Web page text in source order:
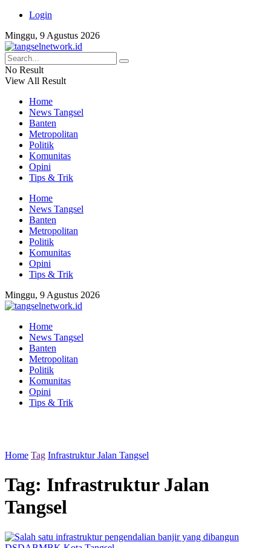
Login
Minggu, 9 Agustus 2026
No Result
View All Result
Home
News Tangsel
Banten
Metropolitan
Politik
Komunitas
Opini
Tips & Trik
Home
News Tangsel
Banten
Metropolitan
Politik
Komunitas
Opini
Tips & Trik
Minggu, 9 Agustus 2026
Home
News Tangsel
Banten
Metropolitan
Politik
Komunitas
Opini
Tips & Trik
Home Tag Infrastruktur Jalan Tangsel
Tag: Infrastruktur Jalan
Tangsel